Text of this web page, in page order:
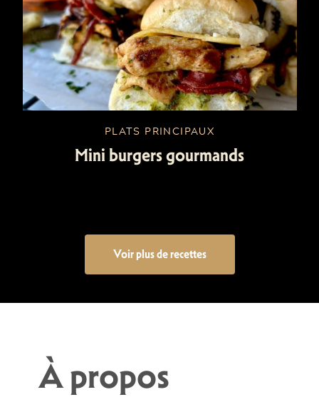
PLATS PRINCIPAUX
Mini burgers gourmands
Voir plus de recettes
À propos